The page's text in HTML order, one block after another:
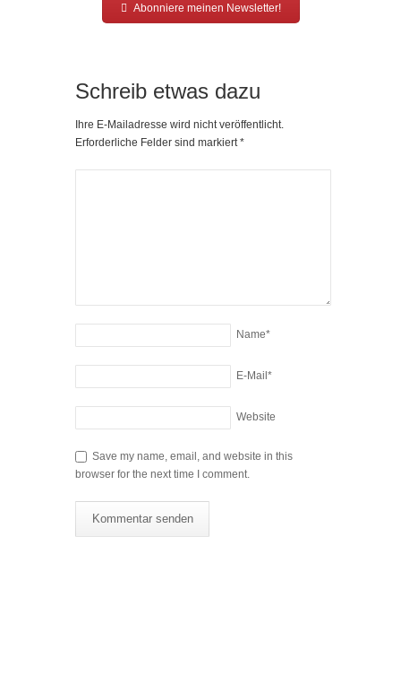
Abonniere meinen Newsletter!
Schreib etwas dazu
Ihre E-Mailadresse wird nicht veröffentlicht.
Erforderliche Felder sind markiert*
Name*
E-Mail *
Website
Save my name, email, and website in this
browser for the next time I comment.